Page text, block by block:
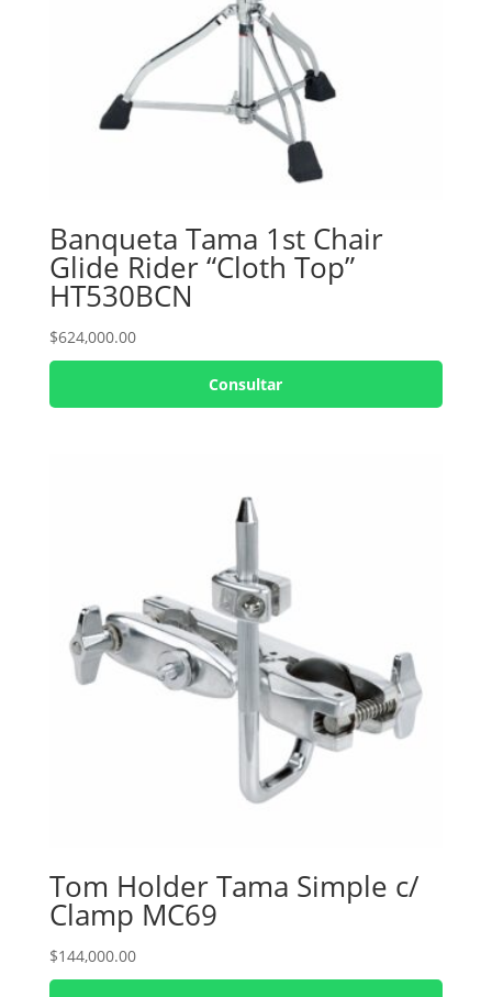
Banqueta Tama 1st Chair
Glide Rider “Cloth Top”
HT530BCN
$624,000.00
Consultar
Tom Holder Tama Simple c/
Clamp MC69
$144,000.00